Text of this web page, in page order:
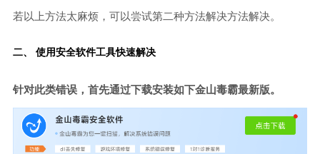
若以上方法太麻烦，可以尝试第二种方法解决方法解决。
二、 使用安全软件工具快速解决
针对此类错误，首先通过下载安装如下金山毒霸最新版。